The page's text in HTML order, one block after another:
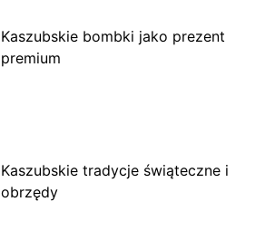
Kaszubskie bombki jako prezent
premium
Kaszubskie tradycje świąteczne i
obrzędy